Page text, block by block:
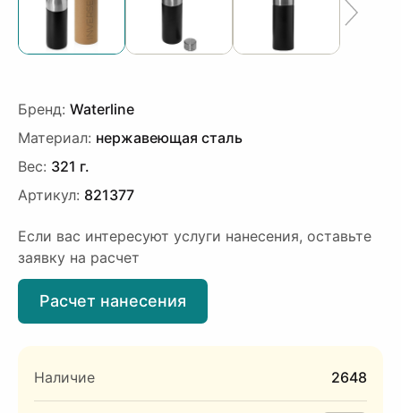
Бренд: Waterline
Материал: нержавеющая сталь
Вес: 321 г.
Артикул: 821377
Если вас интересуют услуги нанесения, оставьте
заявку на расчет
Расчет нанесения
Наличие 2648